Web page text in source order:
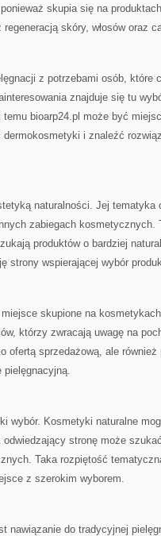
skupia się na
skóry, włosów oraz
z potrzebami osób, które
znajduje się tu
bioarp24.pl może być
i znaleźć
naturalności. Jej tematyka
zabiegach
produktów o bardziej
strony wspierającej wybór
skupione na
którzy zwracają uwagę na
ofertą sprzedażową, ale również
pielęgnacyjną.
wybór. Kosmetyki naturalne
stronę może
Taka rozpiętość
z szerokim wyborem.
nawiązanie do tradycyjnej